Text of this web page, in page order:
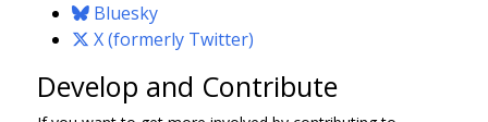
Bluesky
X (formerly Twitter)
Develop and Contribute